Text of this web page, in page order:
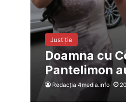
Justiție
Doamna cu
Pantelimon
Redacția 4media.info